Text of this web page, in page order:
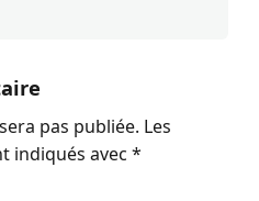
pas publiée. Les
indiqués avec *